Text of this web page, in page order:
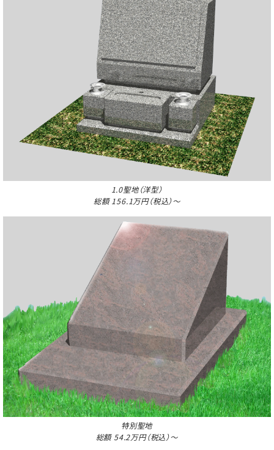
1.0聖地（洋型）
総額 156.1万円（税込）～
特別聖地
総額 54.2万円（税込）～